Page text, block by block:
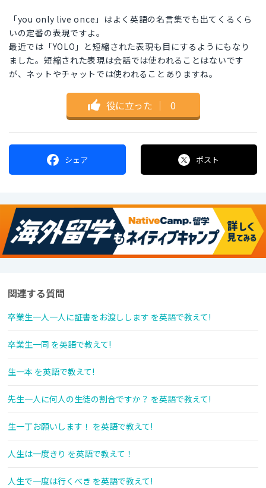
「you only live once」はよく英語の名言集でも出てくるくら
いの定番の表現ですよ。
最近では「YOLO」と短縮された表現も目にするようにもなり
ました。短縮された表現は会話では使われることはないです
が、ネットやチャットでは使われることありますね。
役に立った ｜ 0
シェア ポスト
関連する質問
卒業生一人一人に証書をお渡しします を英語で教えて!
卒業生一同 を英語で教えて!
生一本 を英語で教えて!
先生一人に何人の生徒の割合ですか？ を英語で教えて!
生一丁お願いします！ を英語で教えて!
人生は一度きり を英語で教えて！
人生で一度は行くべき を英語で教えて!